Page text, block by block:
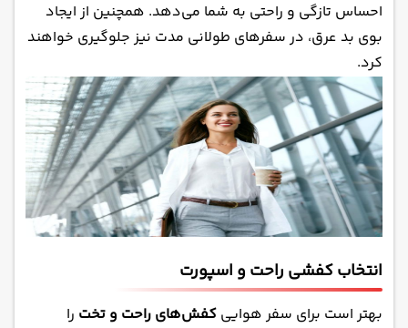
احساس تازگی و راحتی به شما می‌دهد. همچنین از ایجاد
بوی بد عرق، در سفرهای طولانی مدت نیز جلوگیری خواهند
کرد.
انتخاب کفشی راحت و اسپورت
بهتر است برای سفر هوایی کفش‌های راحت و تخت را